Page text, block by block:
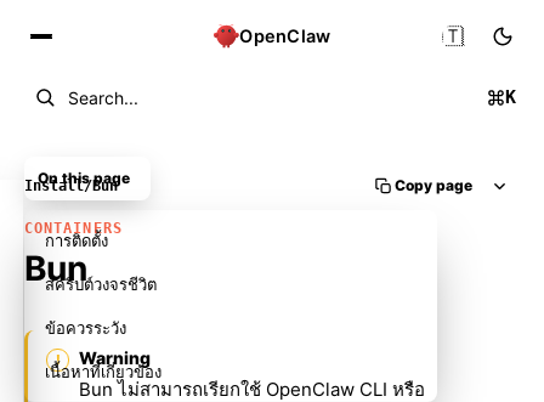
OpenClaw
Search... K
🇹🇭
Install/Bun Copy page
CONTAINERS
Bun
Warning
Bun ไม่สามารถเรียกใช้ OpenClaw CLI หรือ
On this page
การติดตั้ง
สคริปต์วงจรชีวิต
ข้อควรระวัง
เนื้อหาที่เกี่ยวข้อง